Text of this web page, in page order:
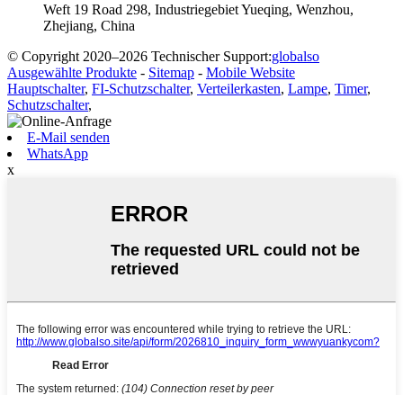
Weft 19 Road 298, Industriegebiet Yueqing, Wenzhou,
Zhejiang, China
© Copyright 2020–2026 Technischer Support:globalso
Ausgewählte Produkte - Sitemap - Mobile Website
Hauptschalter, FI-Schutzschalter, Verteilerkasten, Lampe, Timer,
Schutzschalter,
E-Mail senden
WhatsApp
x